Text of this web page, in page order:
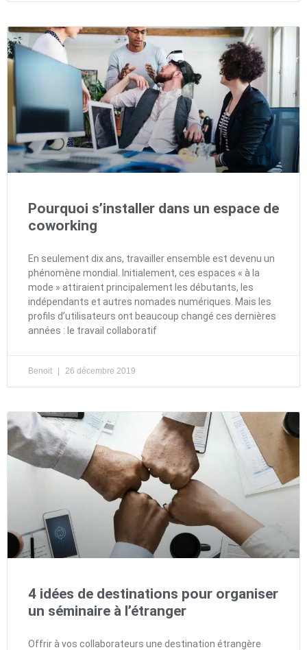
Pourquoi s’installer dans un espace de
coworking
En seulement dix ans, travailler ensemble est devenu un
phénomène mondial. Initialement, ces espaces « à la
mode » attiraient principalement les débutants, les
indépendants et autres nomades numériques. Mais les
profils d’utilisateurs ont beaucoup changé ces dernières
années : le travail collaboratif
Benoit 26 décembre 2019
4 idées de destinations pour organiser
un séminaire à l’étranger
Offrir à vos collaborateurs une destination étrangère